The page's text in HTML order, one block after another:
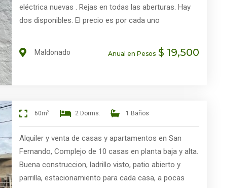
eléctrica nuevas . Rejas en todas las aberturas. Hay
dos disponibles. El precio es por cada uno
Maldonado Anual en Pesos $ 19,500
60m2 2 Dorms. 1 Baños
Alquiler y venta de casas y apartamentos en San
Fernando, Complejo de 10 casas en planta baja y alta.
Buena construccion, ladrillo visto, patio abierto y
parrilla, estacionamiento para cada casa, a pocas